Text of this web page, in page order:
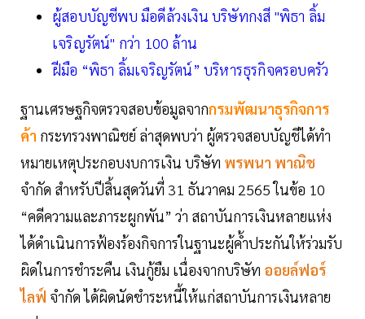
ผู้สอบบัญชีพบ มือดีล้วงเงิน บริษัทกงสี "พิธา ลิ้ม
เจริญรัตน์" กว่า 100 ล้าน
ฝีมือ “พิธา ลิ้มเจริญรัตน์” บริหารธุรกิจครอบครัว
ฐานเศรษฐกิจตรวจสอบข้อมูลจากกรมพัฒนาธุรกิจการ
ค้า กระทรวงพาณิชย์ ล่าสุดพบว่า ผู้ตรวจสอบบัญชีได้ทำ
หมายเหตุประกอบงบการเงิน บริษัท พรพนา พาณิช
จำกัด สำหรับปีสิ้นสุดวันที่ 31 ธันวาคม 2565 ในข้อ 10
“คดีความและภาระผูกพัน” ว่า สถาบันการเงินหลายแห่ง
ได้ดำเนินการฟ้องร้องกิจการในฐานะผู้ค้ำประกันให้ร่วมรับ
ผิดในการชำระคืน เงินกู้ยืม เนื่องจากบริษัท ออยล์ฟอร์
ไลฟ์ จำกัด ได้ผิดนัดชำระหนี้ให้แก่สถาบันการเงินหลาย